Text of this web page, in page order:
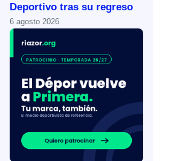
Deportivo tras su regreso
6 agosto 2026